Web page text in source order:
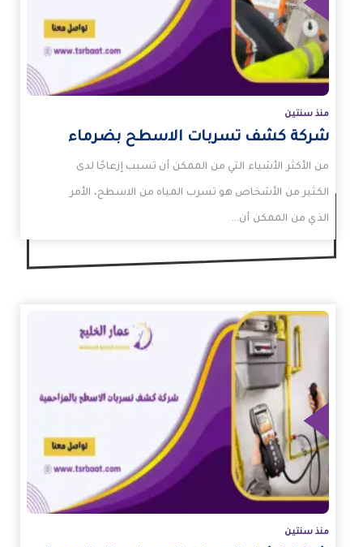
منذ سنتين
شركة كشف تسربات الاسطح بضرماء
من الأكثر الأشياء التي من الممكن أن تسبب إزعاجًا لدى
الكثير من الأشخاص هو تسرب المياه من الاسطح، الأمر
الذي من الممكن أن…
منذ سنتين